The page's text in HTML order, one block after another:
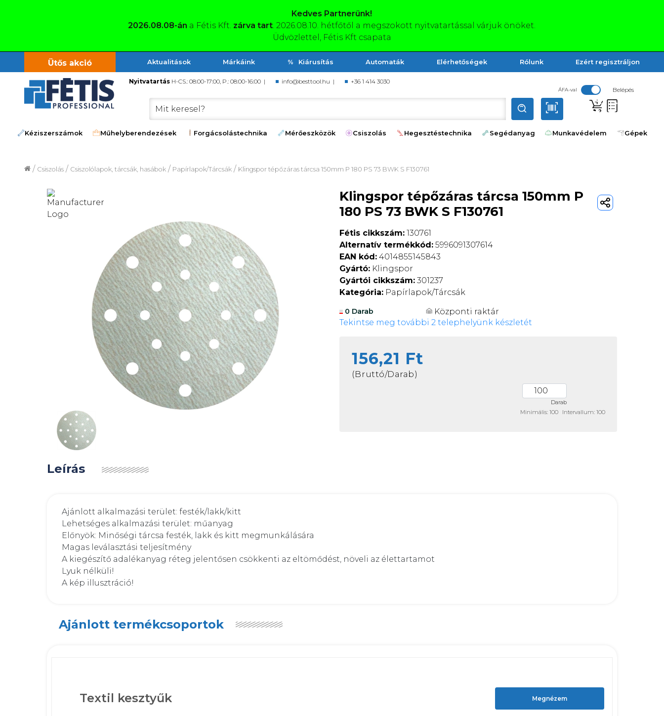
Kedves Partnerünk!
2026.08.08-án a Fétis Kft. zárva tart. 2026.08.10. hétfőtől a megszokott nyitvatartással várjuk önöket.
Üdvözlettel, Fétis Kft csapata
Ütős akció Aktualitások Márkáink Kiárusítás Automaták Elérhetőségek Rólunk Ezért regisztráljon
Nyitvatartás H-CS.: 08:00-17:00, P.: 08:00-16:00 | info@besttool.hu | +36 1 414 3030
ÁFA-val Belépés
Kéziszerszámok Műhelyberendezések Forgácsolástechnika Mérőeszközök Csiszolás Hegesztéstechnika Segédanyag Munkavédelem Gépek
Klingspor tépőzáras tárcsa 150mm P 180 PS 73 BWK S F130761
/
Papírlapok/Tárcsák
/
Csiszolólapok, tárcsák, hasábok
/
Csiszolás
/
Klingspor tépőzáras tárcsa 150mm P
180 PS 73 BWK S F130761
Fétis cikkszám:130761
Alternatív termékkód:5996091307614
EAN kód:4014855145843
Gyártó:Klingspor
Gyártói cikkszám:301237
Kategória:Papírlapok/Tárcsák
0 Darab
Központi raktár
Tekintse meg további 2 telephelyünk készletét
156,21 Ft
(Bruttó/Darab)
Darab
Minimális: 100
Intervallum: 100
Leírás
Ajánlott alkalmazási terület: festék/lakk/kitt
Lehetséges alkalmazási terület: műanyag
Előnyök: Minőségi tárcsa festék, lakk és kitt megmunkálására
Magas leválasztási teljesítmény
A kiegészítő adalékanyag réteg jelentősen csökkenti az eltömődést, növeli az élettartamot
Lyuk nélküli!
A kép illusztráció!
Ajánlott termékcsoportok
Textil kesztyűk Megnézem